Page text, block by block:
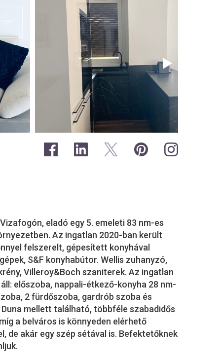
eladó egy 5. emeleti 83 nm-es
Az ingatlan 2020-ban került
felszerelt, gépesített konyhával
S&F konyhabútor. Wellis zuhanyzó,
Villeroy&Boch szaniterek. Az ingatlan
előszoba, nappali-étkező-konyha 28 nm-
2 fürdőszoba, gardrób szoba és
mellett található, többféle szabadidős
a belváros is könnyeden elérhető
de akár egy szép sétával is. Befektetőknek